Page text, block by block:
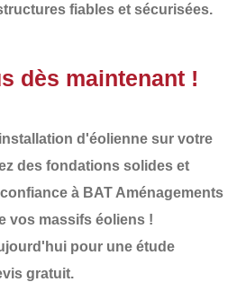
fiables et sécurisées.
dès maintenant !
d'éolienne sur votre
des fondations solides et
à BAT Aménagements
vos massifs éoliens !
pour une étude
gratuit.